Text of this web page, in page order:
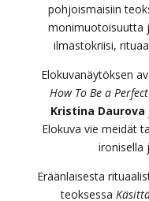
pohjoismaisiin
monimuotoisuutta
ilmastokriisi,
Elokuvanäytöksen
How To Be a
Kristina Daurova
Elokuva vie meidät
ironisella
Eräänlaisesta
teoksessa